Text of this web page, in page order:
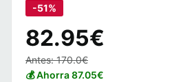
-51%
82.95€
Antes: 170.0€
💰 Ahorra 87.05€